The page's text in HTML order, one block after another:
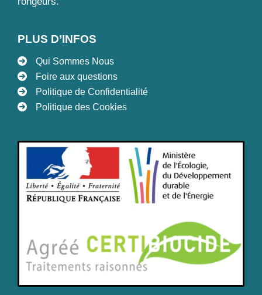
PLUS D’INFOS
Qui Sommes Nous
Foire aux questions
Politique de Confidentialité
Politique des Cookies